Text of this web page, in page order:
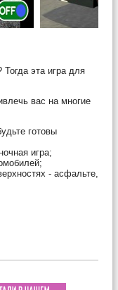
эта игра для
вас на многие
готовы
игра;
- асфальте,